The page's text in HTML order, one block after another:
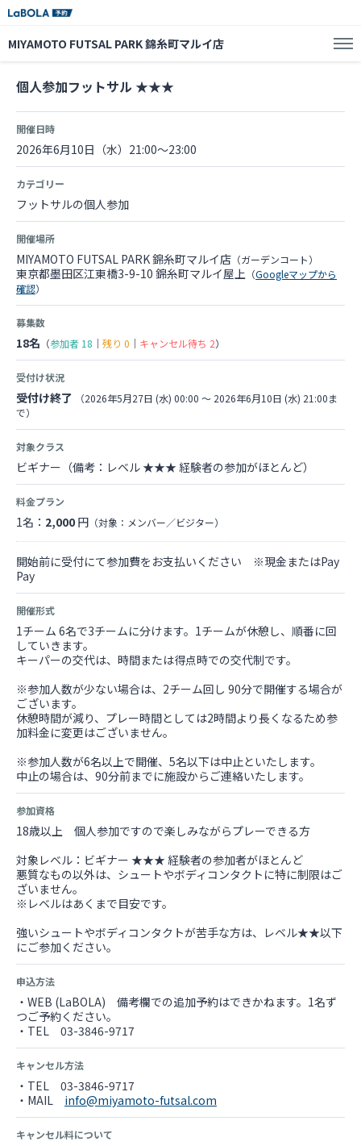
MIYAMOTO FUTSAL PARK 錦糸町マルイ店
個人参加フットサル ★★★
開催日時
2026年6月10日（水）21:00～23:00
カテゴリー
フットサルの個人参加
開催場所
MIYAMOTO FUTSAL PARK 錦糸町マルイ店 （ガーデンコート）
東京都墨田区江東橋3-9-10 錦糸町マルイ屋上 （Googleマップから
確認）
募集数
18名 （参加者 18 ｜ 残り 0 ｜ キャンセル待ち 2）
受付け状況
受付け終了
（2026年5月27日 (水) 00:00 〜 2026年6月10日 (水) 21:00ま
で）
対象クラス
ビギナー（備考：レベル ★★★ 経験者の参加がほとんど）
料金プラン
1名： 2,000 円 （対象：メンバー／ビジター）
開始前に受付にて参加費をお支払いください ※現金またはPay
Pay
開催形式
1チーム 6名で3チームに分けます。1チームが休憩し、順番に回
していきます。
キーパーの交代は、時間または得点時での交代制です。
※参加人数が少ない場合は、2チーム回し 90分で開催する場合が
ございます。
休憩時間が減り、プレー時間としては2時間より長くなるため参
加料金に変更はございません。
※参加人数が6名以上で開催、5名以下は中止といたします。
中止の場合は、90分前までに施設からご連絡いたします。
参加資格
18歳以上 個人参加ですので楽しみながらプレーできる方
対象レベル：ビギナー ★★★ 経験者の参加者がほとんど
悪質なもの以外は、シュートやボディコンタクトに特に制限はご
ざいません。
※レベルはあくまで目安です。
強いシュートやボディコンタクトが苦手な方は、レベル★★以下
にご参加ください。
申込方法
・WEB (LaBOLA) 備考欄での追加予約はできかねます。1名ず
つご予約ください。
・TEL 03-3846-9717
キャンセル方法
・TEL 03-3846-9717
・MAIL info@miyamoto-futsal.com
キャンセル料について